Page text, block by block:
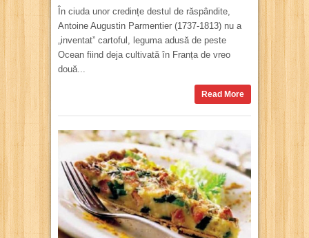
În ciuda unor credințe destul de răspândite,
Antoine Augustin Parmentier (1737-1813) nu a
„inventat” cartoful, leguma adusă de peste
Ocean fiind deja cultivată în Franța de vreo
două...
Read More